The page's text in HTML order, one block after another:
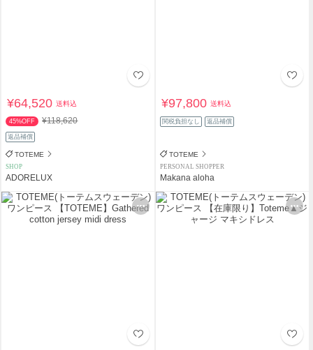
¥64,520送料込
45%OFF ¥118,620
返品補償
TOTEME
SHOP
ADORELUX
¥97,800送料込
関税負担なし 返品補償
TOTEME
PERSONAL SHOPPER
Makana aloha